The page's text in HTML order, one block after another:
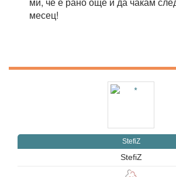
месец!
StefiZ
StefiZ